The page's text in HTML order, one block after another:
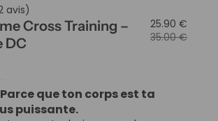
avis)
Cross Training –
DC
25.90 €
35.00 €
que ton corps est ta
puissante.